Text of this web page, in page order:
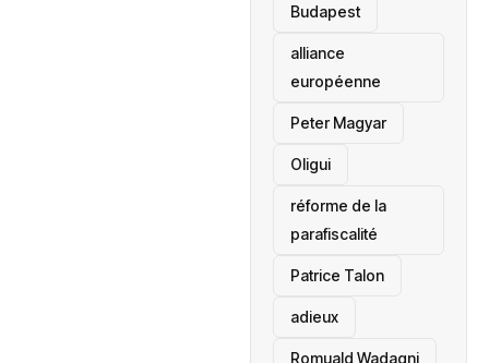
Budapest
alliance
européenne
Peter Magyar
Oligui
réforme de la
parafiscalité
Patrice Talon
adieux
Romuald Wadagni